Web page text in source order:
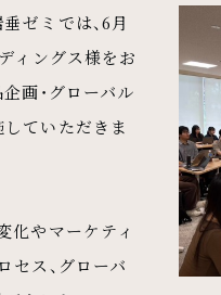
ゼミでは、6月
ィングス様をお
画・グローバル
ていただきま
化やマーケティ
セス、グローバ